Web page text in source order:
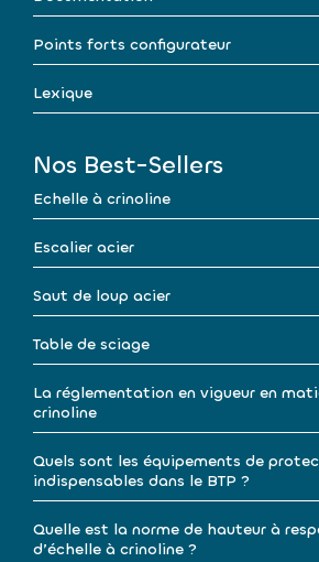
Points forts configurateur
Lexique
Nos Best-Sellers
Echelle à crinoline
Escalier acier
Saut de loup acier
Table de sciage
La réglementation en vigueur en
crinoline
Quels sont les équipements de
indispensables dans le BTP ?
Quelle est la norme de hauteur à
d’échelle à crinoline ?